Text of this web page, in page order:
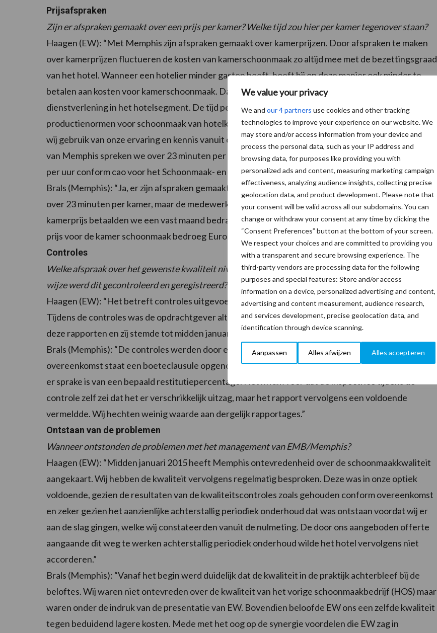
We value your privacy
We and our 4 partners use cookies and other tracking
technologies to improve your experience on our website. We
may store and/or access information from your device and
process the personal data, such as your IP address and
browsing data, for purposes like providing you with
personalized ads and content, measuring marketing campaign
effectiveness, analyzing audience insights, collecting precise
geolocation data, and product development. Please note that
your consent will be valid across all our subdomains. You can
change or withdraw your consent at any time by clicking the
“Consent Preferences” button at the bottom of your screen.
We respect your choices and are committed to providing you
with a transparent and secure browsing experience. The
third-party vendors are processing data for the following
purposes and special features: Store and/or access
information on a device, personalized advertising and content,
advertising and content measurement, audience research,
and services development, precise geolocation data, and
identification through device scanning.
Aanpassen Alles afwijzen Alles accepteren
Prijsafspraken
Zijn er afspraken gemaakt over een prijs per kamer? Welke tijd zou hier per kamer tegenover staan?
Haagen (EW): “Met Memphis zijn afspraken gemaakt over kamerprijzen. Door afspraken te maken
over kamerprijzen fluctueren de kosten van kamerschoonmaak zo altijd mee met de bezettingsgraad
van het hotel. Wanneer een hotelier minder gasten heeft, hoeft hij op deze manier ook minder te
betalen aan kosten voor kamerschoonmaak. Dat maakt onderdeel uit van onze klantspecifieke
dienstverlening in het hotelsegment. De tijd per kamer wordt gebaseerd op gemiddelde
productienormen voor schoonmaak van hotelkamers afhankelijk van het type hotel. Hierbij maken
wij gebruik van onze ervaring en kennis vanuit onze dienstverlening in ruim 140 hotels. In de situatie
van Memphis spreken we over 23 minuten per kamer. Onze medewerkers betalen wij in alle gevallen
per uur conform cao voor het Schoonmaak- en Glazenwassersbedrijf.
Brals (Memphis): “Ja, er zijn afspraken gemaakt over kamerprijzen. Het management van EW sprak
over 23 minuten per kamer, maar de medewerkers zelf over 18 minuten per kamer. Naast een
kamerprijs betaalden we een vast maand bedrag voor de schoonmaak van algemene ruimtes. De
prijs voor de kamer schoonmaak bedroeg Euro 8,50 per kamer.
Controles
Welke afspraak over het gewenste kwaliteit niveau zijn tussen contractpartners gemaakt en op welke
wijze werd dit gecontroleerd en geregistreerd?
Haagen (EW): “Het betreft controles uitgevoerd door eigen ter zake kundige EW inspecteurs.
Tijdens de controles was de opdrachtgever altijd aanwezig. Het management van Memphis ontving
deze rapporten en zij stemde tot midden januari met inhoud hiervan in.”
Brals (Memphis): “De controles werden door een eigen inspectrice van EW uitgevoerd. In de
overeenkomst staat een boeteclausule opgenomen dat bij achtereenvolgende onvoldoende scores
er sprake is van een bepaald restitutiepercentage. Het kwam voor dat de inspectrice tijdens de
controle zelf zei dat het er verschrikkelijk uitzag, maar het rapport vervolgens een voldoende
vermeldde. Wij hechten weinig waarde aan dergelijk rapportages.”
Ontstaan van de problemen
Wanneer ontstonden de problemen met het management van EMB/Memphis?
Haagen (EW): “Midden januari 2015 heeft Memphis ontevredenheid over de schoonmaakkwaliteit
aangekaart. Wij hebben de kwaliteit vervolgens regelmatig besproken. Deze was in onze optiek
voldoende, gezien de resultaten van de kwaliteitscontroles zoals gehouden conform overeenkomst
en zeker gezien het aanzienlijke achterstallig periodiek onderhoud dat was ontstaan voordat wij er
aan de slag gingen, welke wij constateerden vanuit de nulmeting. De door ons aangeboden offerte
aangaande dit weg te werken achterstallig periodiek onderhoud wilde het hotel vervolgens niet
accorderen.”
Brals (Memphis): “Vanaf het begin werd duidelijk dat de kwaliteit in de praktijk achterbleef bij de
beloftes. Wij waren niet ontevreden over de kwaliteit van het vorige schoonmaakbedrijf (HOS) maar
waren onder de indruk van de presentatie van EW. Bovendien beloofde EW ons een zelfde kwaliteit
tegen beduidend lagere kosten. Mede met het oog op de synergie voordelen die EW zag in